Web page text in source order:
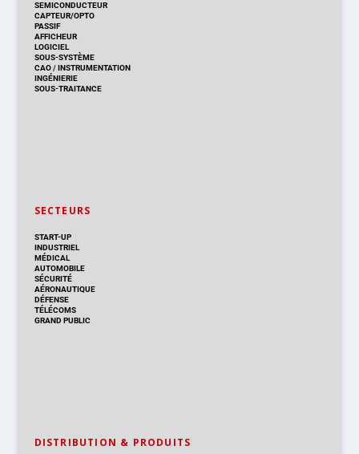
SEMICONDUCTEUR
CAPTEUR/OPTO
PASSIF
AFFICHEUR
LOGICIEL
SOUS-SYSTÈME
CAO/INSTRUMENTATION
INGÉNIERIE
SOUS-TRAITANCE
SECTEURS
START-UP
INDUSTRIEL
MÉDICAL
AUTOMOBILE
SÉCURITÉ
AÉRONAUTIQUE
DÉFENSE
TÉLÉCOMS
GRAND PUBLIC
DISTRIBUTION & PRODUITS